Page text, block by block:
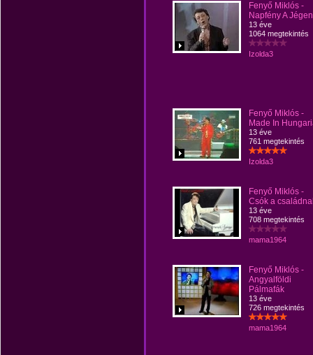
Fenyő Miklós -
Napfény A Jégen
13 éve
1064 megtekintés
Izolda3
Fenyő Miklós -
Made In
13 éve
761 megtekintés
Izolda3
Fenyő Miklós -
Csók a
13 éve
708 megtekintés
mama1964
Fenyő Miklós -
Angyalföldi
Pálmafák
13 éve
726 megtekintés
mama1964